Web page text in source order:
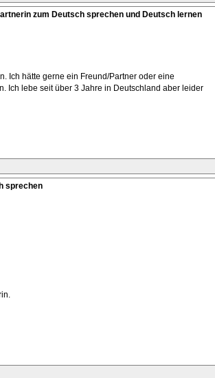
zum Deutsch sprechen und Deutsch lernen
Ich hätte gerne ein Freund/Partner oder eine
Ich lebe seit über 3 Jahre in Deutschland aber leider
sprechen